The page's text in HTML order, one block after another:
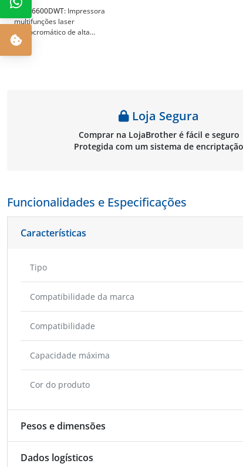
DCPL6600DWT: Impressora
multifunções laser
monocromático de alta
produtividade, com frente e
verso automático 3 em 1,
Loja Segura
Comprar na LojaBrother é fácil e seguro
Protegida com um sistema de encriptação
Funcionalidades e Especificações
Características
Tipo
Compatibilidade da marca
Compatibilidade
Capacidade máxima
Cor do produto
Pesos e dimensões
Dados logísticos